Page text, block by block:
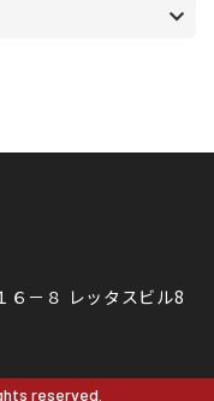
－８ レッタスビル8
reserved.